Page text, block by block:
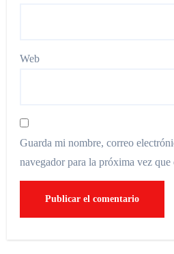
Web
Guarda mi nombre, correo
navegador para la próxima vez que